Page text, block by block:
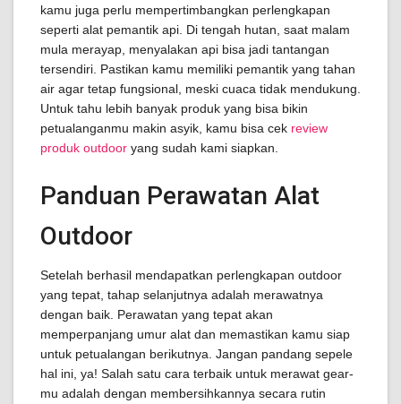
kamu juga perlu mempertimbangkan perlengkapan
seperti alat pemantik api. Di tengah hutan, saat malam
mula merayap, menyalakan api bisa jadi tantangan
tersendiri. Pastikan kamu memiliki pemantik yang tahan
air agar tetap fungsional, meski cuaca tidak mendukung.
Untuk tahu lebih banyak produk yang bisa bikin
petualanganmu makin asyik, kamu bisa cek review
produk outdoor yang sudah kami siapkan.
Panduan Perawatan Alat
Outdoor
Setelah berhasil mendapatkan perlengkapan outdoor
yang tepat, tahap selanjutnya adalah merawatnya
dengan baik. Perawatan yang tepat akan
memperpanjang umur alat dan memastikan kamu siap
untuk petualangan berikutnya. Jangan pandang sepele
hal ini, ya! Salah satu cara terbaik untuk merawat gear-
mu adalah dengan membersihkannya secara rutin